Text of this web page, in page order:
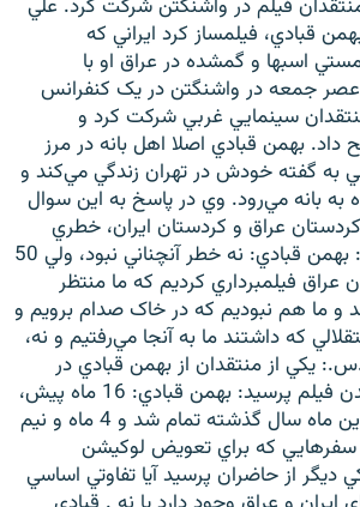
فيلم در واشنگتن شرکت کرد. علي
قبادي، فيلمساز کرد ايراني که
اسبها و گمشده در عراق او با
جمعه در واشنگتن در يک کنفرانس
سينمايي غربي شرکت کرد و
داد. بهمن قبادي اصلا اهل بانه در مرز
به گفته خودش در تهران زندگي مي‌کند و
به بانه مي‌رود. وي در پاسخ به اين سوال
کردستان عراق و کردستان ايران، خطري
برايش نداشت، گفت: بهمن قبادي: نه خطر آنچناني نبود، ولي 50
عراق فيلمبرداري کرديم که ما منتظر
و ما هم نبوديم که در خاک صدام برويم و
که داشتند ما به آنجا مي‌رفتيم و نه،
يکي از منتقدان از بهمن قبادي در
مورد زمان ساخته شدن فيلم پرسيد: بهمن قبادي: 16 ماه پيش،
استارت زدم در فروردين ماه سال گذشته تمام شد و 4 ماه و نيم
سفرهايي که براي تعويض لوکيشن
از حاضران پرسيد آيا تفاوتي اساسي